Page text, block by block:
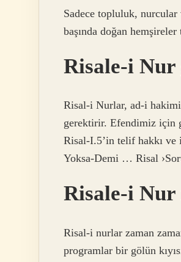
Sadece topluluk,
başında doğan
Risale-i Nur
Risal-i Nurlar, ad-i
gerektirir. Efendimiz için
Risal-I.5’in telif hakkı ve
Yoksa-Demi … Risal
Risale-i Nur
Risal-i nurlar zaman
programlar bir gölün